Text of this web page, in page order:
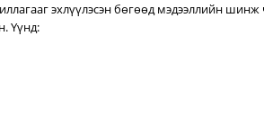
эхлүүлэсэн бөгөөд мэдээллийн шинж
Үүнд: